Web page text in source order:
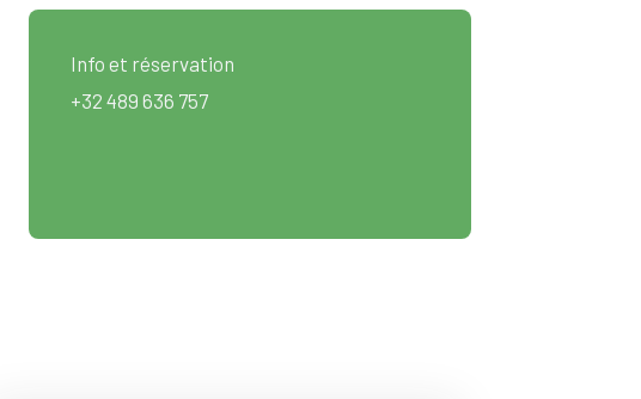
Info et réservation
+32 489 636 757